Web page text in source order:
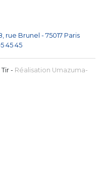
rue Brunel - 75017 Paris
45 45
- Réalisation Umazuma-